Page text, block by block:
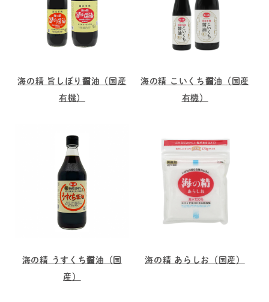
海の精 旨しぼり醤油（国産
有機）
海の精 こいくち醤油（国産
有機）
海の精 うすくち醤油（国
産）
海の精 あらしお（国産）